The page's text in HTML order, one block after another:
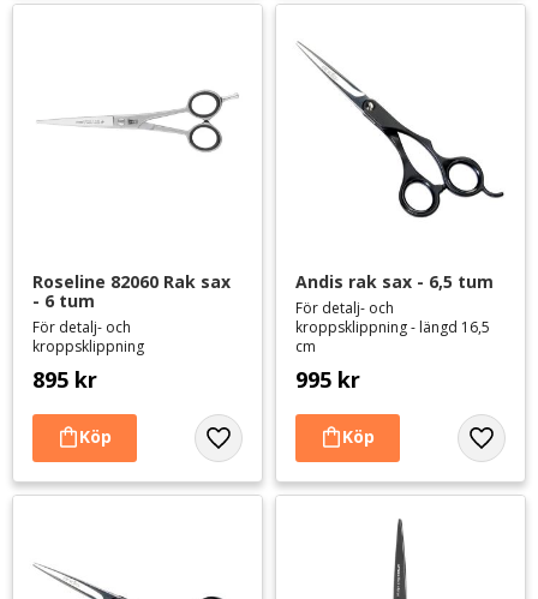
Roseline 82060 Rak sax
- 6 tum
För detalj- och
kroppsklippning
895 kr
Lägg till i favoriter
Andis rak sax - 6,5 tum
För detalj- och
kroppsklippning - längd 16,5
cm
995 kr
Lägg